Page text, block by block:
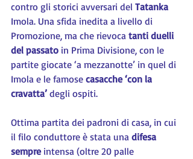
contro gli storici avversari del Tatanka
Imola. Una sfida inedita a livello di
Promozione, ma che rievoca tanti duelli
del passato in Prima Divisione, con le
partite giocate ‘a mezzanotte’ in quel di
Imola e le famose casacche ‘con la
cravatta’ degli ospiti.
Ottima partita dei padroni di casa, in cui
il filo conduttore è stata una difesa
sempre intensa (oltre 20 palle